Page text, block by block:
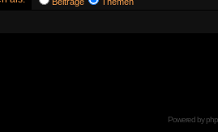
Powered by